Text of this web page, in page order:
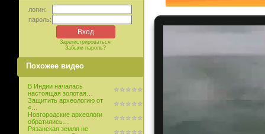
логин:
пароль:
Зарегистрироваться
Забыли пароль?
Похожее видео
В Индии началась
настоящая золотая…
Защитить археологию от
«…
Новгородские археологи
обратились…
Рязанская земля не